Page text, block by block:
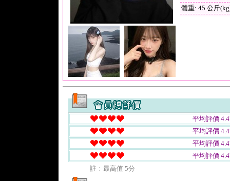
體重: 45 公斤
平均評價
平均評價
平均評價
平均評價
註﹕最高值 5分